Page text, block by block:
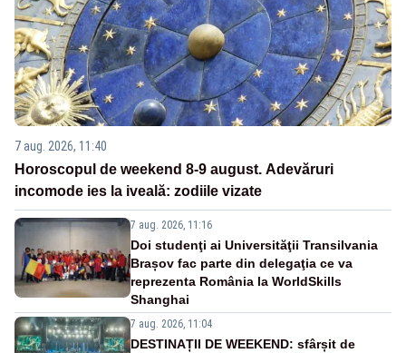
7 aug. 2026, 11:40
Horoscopul de weekend 8-9 august. Adevăruri
incomode ies la iveală: zodiile vizate
7 aug. 2026, 11:16
Doi studenţi ai Universităţii Transilvania
Brașov fac parte din delegaţia ce va
reprezenta România la WorldSkills
Shanghai
7 aug. 2026, 11:04
DESTINAȚII DE WEEKEND: sfârșit de